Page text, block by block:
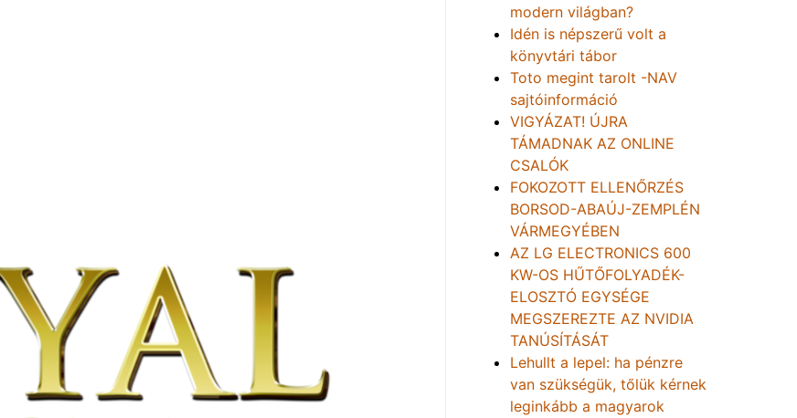
modern világban?
Idén is népszerű volt a
könyvtári tábor
Toto megint tarolt -NAV
sajtóinformáció
VIGYÁZAT! ÚJRA
TÁMADNAK AZ ONLINE
CSALÓK
FOKOZOTT ELLENŐRZÉS
BORSOD-ABAÚJ-ZEMPLÉN
VÁRMEGYÉBEN
AZ LG ELECTRONICS 600
KW-OS HŰTŐFOLYADÉK-
ELOSZTÓ EGYSÉGE
MEGSZEREZTE AZ NVIDIA
TANÚSÍTÁSÁT
Lehullt a lepel: ha pénzre
van szükségük, tőlük kérnek
leginkább a magyarok